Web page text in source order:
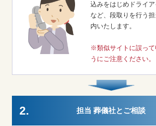
込みをはじめドライ
など、段取りを行う
内いたします。
※類似サイトに誤って
うにご注意ください。
2. 担当 葬儀社とご相談